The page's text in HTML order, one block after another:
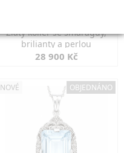
Zlatý kolier se smaragdy,
brilianty a perlou
28 900 Kč
NOVÉ OBJEDNÁNO